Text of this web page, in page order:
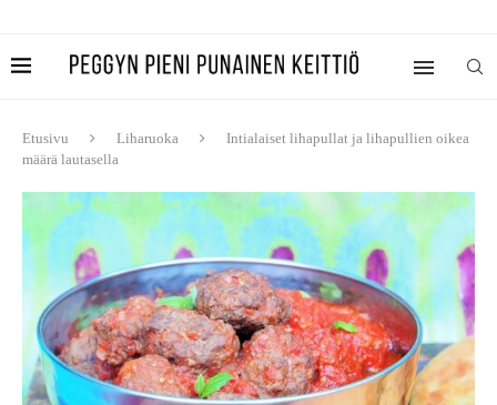
Etusivu Liharuoka
Intialaiset lihapullat ja lihapullien oikea
määrä lautasella